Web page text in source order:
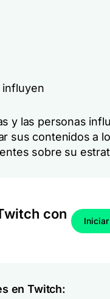
y las personas
sus contenidos a
sobre su
con
en Twitch: